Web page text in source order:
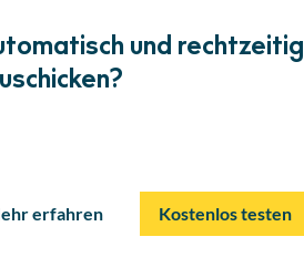
und rechtzeitig
erfahren Kostenlos testen